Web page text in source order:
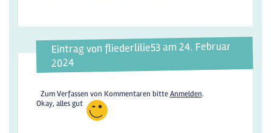
Eintrag von fliederlilie53 am 24. Februar
2024
Zum Verfassen von Kommentaren bitteAnmelden.
Okay, alles gut